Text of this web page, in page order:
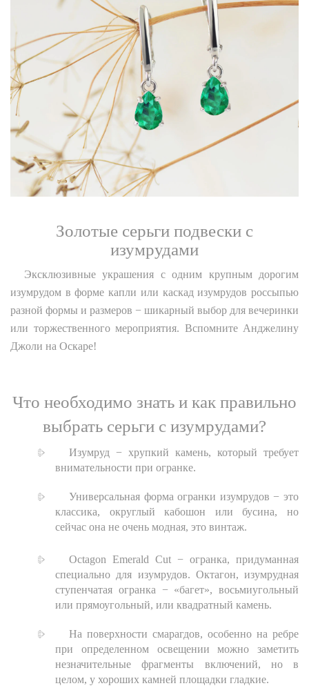
Золотые серьги подвески с
изумрудами
Эксклюзивные украшения с одним крупным дорогим
изумрудом в форме капли или каскад изумрудов россыпью
разной формы и размеров − шикарный выбор для вечеринки
или торжественного мероприятия. Вспомните Анджелину
Джоли на Оскаре!
Что необходимо знать и как правильно
выбрать серьги с изумрудами?
Изумруд − хрупкий камень, который требует
внимательности при огранке.
Универсальная форма огранки изумрудов − это
классика, округлый кабошон или бусина, но
сейчас она не очень модная, это винтаж.
Octagon Emerald Cut − огранка, придуманная
специально для изумрудов. Октагон, изумрудная
ступенчатая огранка − «багет», восьмиугольный
или прямоугольный, или квадратный камень.
На поверхности смарагдов, особенно на ребре
при определенном освещении можно заметить
незначительные фрагменты включений, но в
целом, у хороших камней площадки гладкие.